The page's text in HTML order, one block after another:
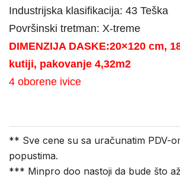
Industrijska klasifikacija: 43 Teška
Površinski tretman: X-treme
DIMENZIJA DASKE:20×120 cm,
kutiji, pakovanje 4,32m2
4 oborene ivice
** Sve cene su sa uračunatim PDV-
popustima.
*** Minpro doo nastoji da bude što